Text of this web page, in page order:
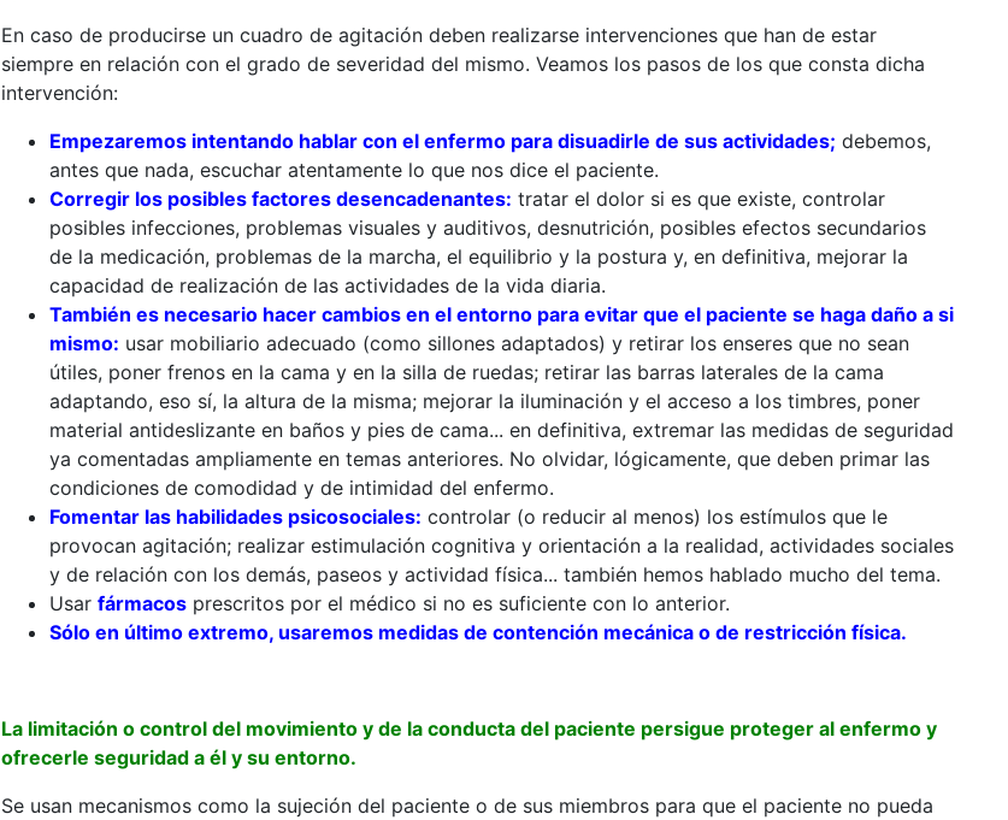
En caso de producirse un cuadro de agitación deben realizarse intervenciones que han de estar
siempre en relación con el grado de severidad del mismo. Veamos los pasos de los que consta dicha
intervención:
Empezaremos intentando hablar con el enfermo para disuadirle de sus actividades; debemos,
antes que nada, escuchar atentamente lo que nos dice el paciente.
Corregir los posibles factores desencadenantes: tratar el dolor si es que existe, controlar
posibles infecciones, problemas visuales y auditivos, desnutrición, posibles efectos secundarios
de la medicación, problemas de la marcha, el equilibrio y la postura y, en definitiva, mejorar la
capacidad de realización de las actividades de la vida diaria.
También es necesario hacer cambios en el entorno para evitar que el paciente se haga daño a si
mismo: usar mobiliario adecuado (como sillones adaptados) y retirar los enseres que no sean
útiles, poner frenos en la cama y en la silla de ruedas; retirar las barras laterales de la cama
adaptando, eso sí, la altura de la misma; mejorar la iluminación y el acceso a los timbres, poner
material antideslizante en baños y pies de cama... en definitiva, extremar las medidas de seguridad
ya comentadas ampliamente en temas anteriores. No olvidar, lógicamente, que deben primar las
condiciones de comodidad y de intimidad del enfermo.
Fomentar las habilidades psicosociales: controlar (o reducir al menos) los estímulos que le
provocan agitación; realizar estimulación cognitiva y orientación a la realidad, actividades sociales
y de relación con los demás, paseos y actividad física... también hemos hablado mucho del tema.
Usar fármacosprescritos por el médico si no es suficiente con lo anterior.
Sólo en último extremo, usaremos medidas de contención mecánica o de restricción física.
La limitación o control del movimiento y de la conducta del paciente persigue proteger al enfermo y
ofrecerle seguridad a él y su entorno.
Se usan mecanismos como la sujeción del paciente o de sus miembros para que el paciente no pueda